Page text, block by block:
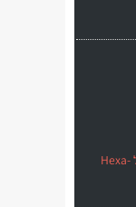
סיכום הניסוי ב'מקורות': בחינת הכיסויים הצפים של Hexa-